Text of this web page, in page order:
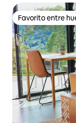
Favorito entre
Favorito entre